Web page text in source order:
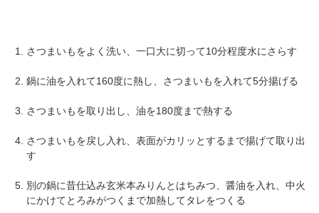
さつまいもをよく洗い、一口大に切って10分程度水にさらす
鍋に油を入れて160度に熱し、さつまいもを入れて5分揚げる
さつまいもを取り出し、油を180度まで熱する
さつまいもを戻し入れ、表面がカリッとするまで揚げて取り出
す
別の鍋に昔仕込み玄米本みりんとはちみつ、醤油を入れ、中火
にかけてとろみがつくまで加熱してタレをつくる